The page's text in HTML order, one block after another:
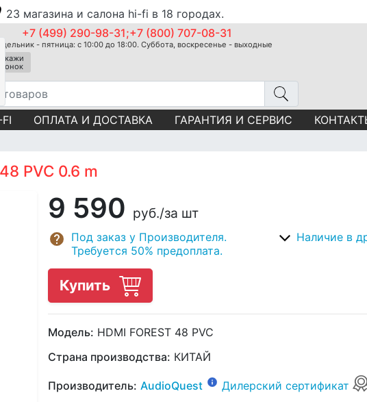
23 магазина и салона hi-fi в 18 городах.
+7 (499) 290-98-31;+7 (800) 707-08-31
- пятница: с 10:00 до 18:00. Суббота, воскресенье - выходные
Закажи
звонок
ОПЛАТА И ДОСТАВКА ГАРАНТИЯ И СЕРВИС
PVC 0.6 m
9 590 руб./за шт
Под заказ у Производителя.
Требуется 50% предоплата.
Наличие в
Купить
Модель: HDMI FOREST 48 PVC
Страна производства: КИТАЙ
Производитель: AudioQuest
Дилерский сертификат